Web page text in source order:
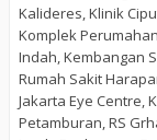
Kalideres, Klinik
Komplek
Indah, Kembangan
Rumah Sakit
Jakarta Eye Centre,
Petamburan, RS